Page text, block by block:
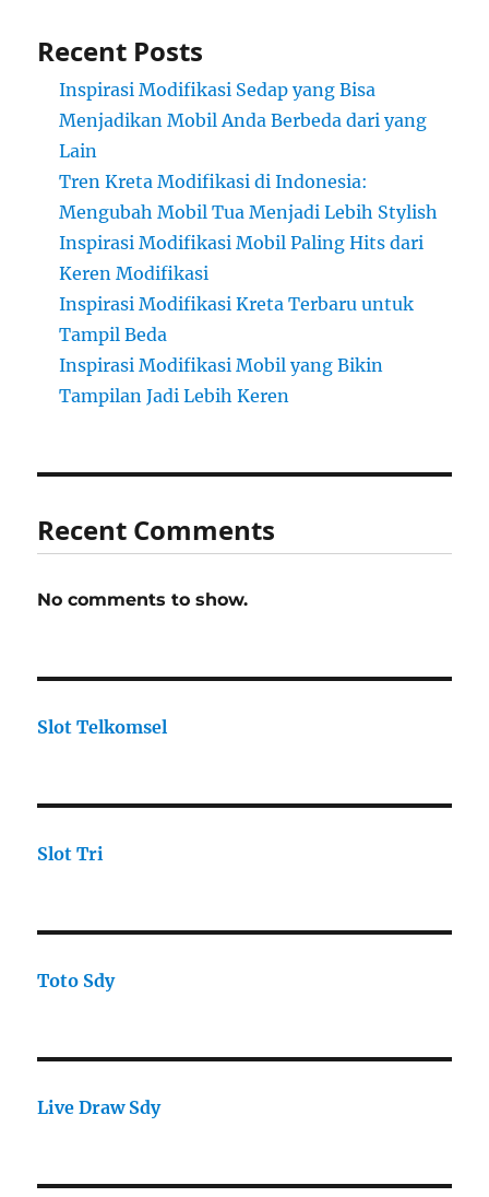
Recent Posts
Inspirasi Modifikasi Sedap yang Bisa
Menjadikan Mobil Anda Berbeda dari yang
Lain
Tren Kreta Modifikasi di Indonesia:
Mengubah Mobil Tua Menjadi Lebih Stylish
Inspirasi Modifikasi Mobil Paling Hits dari
Keren Modifikasi
Inspirasi Modifikasi Kreta Terbaru untuk
Tampil Beda
Inspirasi Modifikasi Mobil yang Bikin
Tampilan Jadi Lebih Keren
Recent Comments
No comments to show.
Slot Telkomsel
Slot Tri
Toto Sdy
Live Draw Sdy